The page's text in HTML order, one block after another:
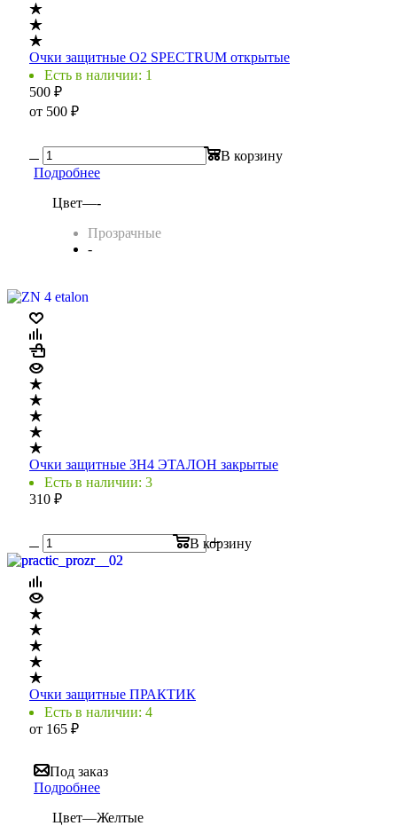
Очки защитные O2 SPECTRUM открытые
Есть в наличии: 1
500 ₽
от 500 ₽
В корзину
Подробнее
Цвет—-
Прозрачные
-
Очки защитные ЗН4 ЭТАЛОН закрытые
Есть в наличии: 3
310 ₽
В корзину
Очки защитные ПРАКТИК
Есть в наличии: 4
от 165 ₽
Под заказ
Подробнее
Цвет—Желтые